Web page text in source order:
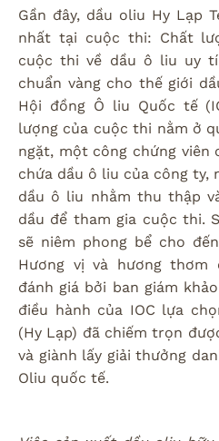
Gần đây, dầu oliu Hy Lạp
nhất tại cuộc thi: Chất
cuộc thi về dầu ô liu uy
chuẩn vàng cho thế giới
Hội đồng Ô liu Quốc tế
lượng của cuộc thi nằm ở
ngặt, một công chứng viên
chứa dầu ô liu của công
dầu ô liu nhằm thu thập
dầu để tham gia cuộc thi.
sẽ niêm phong bể cho
Hương vị và hương thơm
đánh giá bởi ban giám
điều hành của IOC lựa
(Hy Lạp) đã chiếm trọn
và giành lấy giải thưởng
Oliu quốc tế.